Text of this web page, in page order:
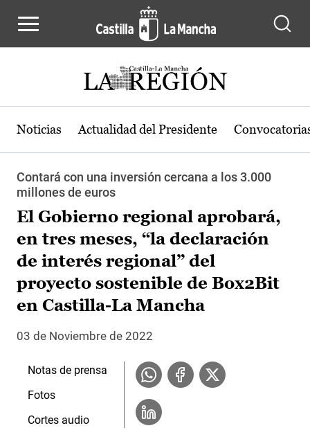
Noticias Actualidad del Presidente
Contará con una inversión cercana a los 3.000
millones de euros
El Gobierno regional aprobará,
en tres meses, “la declaración
de interés regional” del
proyecto sostenible de Box2Bit
en Castilla-La Mancha
03 de Noviembre de 2022
Notas de prensa
Fotos
Cortes audio